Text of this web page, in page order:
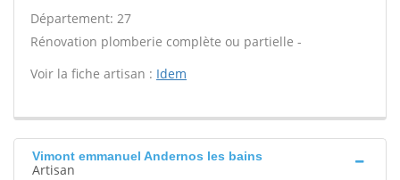
Département: 27
Rénovation plomberie complète ou partielle -
Voir la fiche artisan : Idem
Vimont emmanuel Andernos les bains
Artisan